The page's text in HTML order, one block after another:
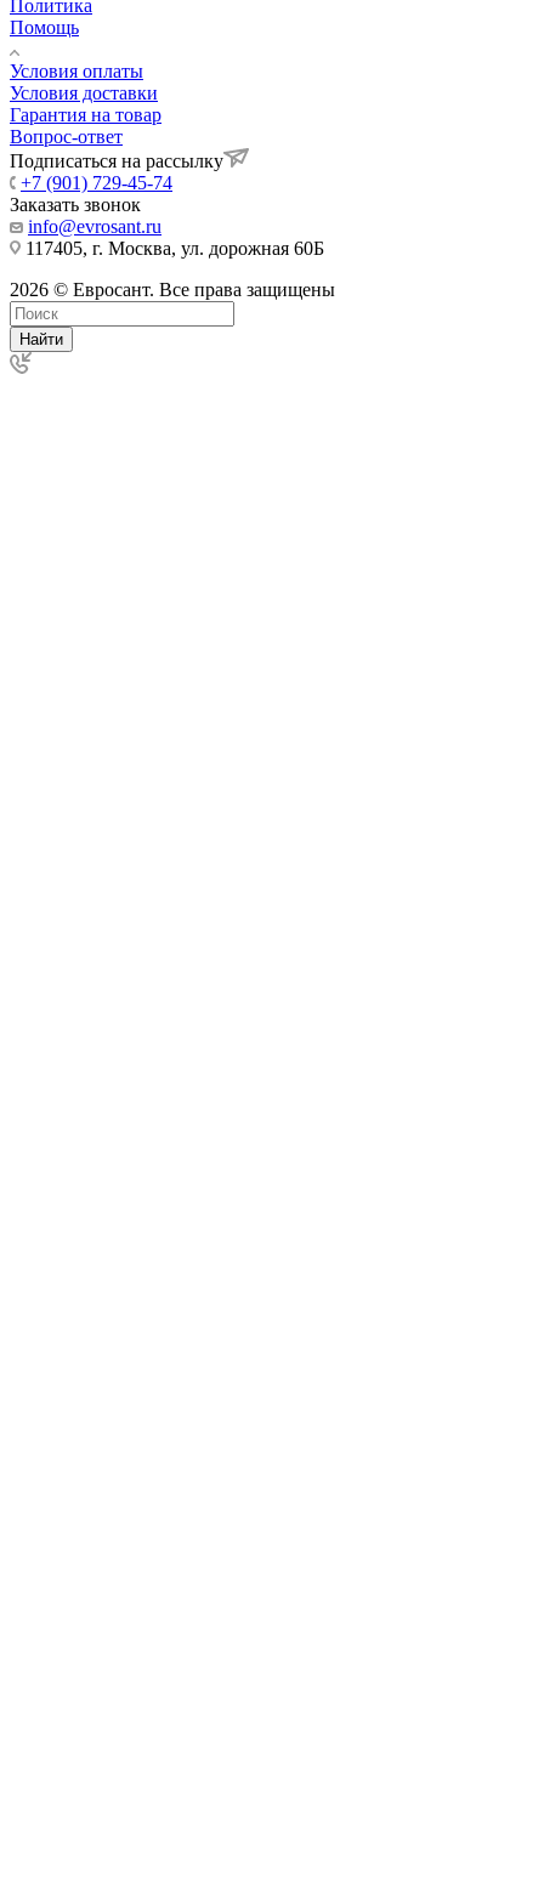
Политика
Помощь
Условия оплаты
Условия доставки
Гарантия на товар
Вопрос-ответ
Подписаться на рассылку
+7 (901) 729-45-74
Заказать звонок
info@evrosant.ru
117405, г. Москва, ул. дорожная 60Б
2026 © Евросант. Все права защищены
Найти